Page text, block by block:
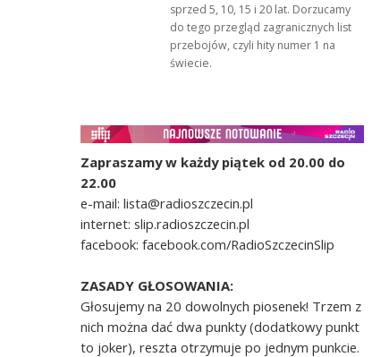
sprzed 5, 10, 15 i 20 lat. Dorzucamy
do tego przegląd zagranicznych list
przebojów, czyli hity numer 1 na
świecie.
Zapraszamy w każdy piątek od 20.00 do
22.00
e-mail: lista@radioszczecin.pl
internet: slip.radioszczecin.pl
facebook: facebook.com/RadioSzczecinSlip
ZASADY GŁOSOWANIA:
Głosujemy na 20 dowolnych piosenek! Trzem z
nich można dać dwa punkty (dodatkowy punkt
to joker), reszta otrzymuje po jednym punkcie.